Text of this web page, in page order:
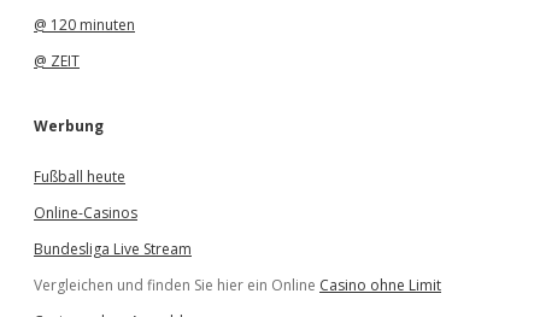
@ 120 minuten
@ ZEIT
Werbung
Fußball heute
Online-Casinos
Bundesliga Live Stream
Vergleichen und finden Sie hier ein Online Casino ohne Limit